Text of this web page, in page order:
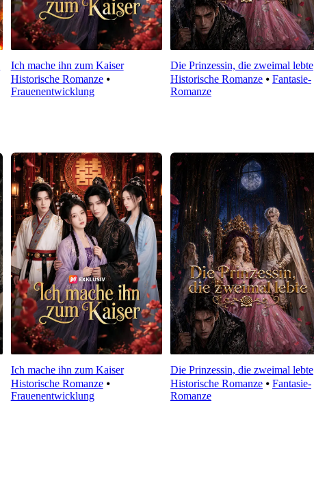
Ich mache ihn zum Kaiser
Historische Romanze⦁
Frauenentwicklung
Die Prinzessin, die zweimal lebte
Historische Romanze⦁ Fantasie-
Romanze
Ich mache ihn zum Kaiser
Historische Romanze⦁
Frauenentwicklung
Die Prinzessin, die zweimal lebte
Historische Romanze⦁ Fantasie-
Romanze